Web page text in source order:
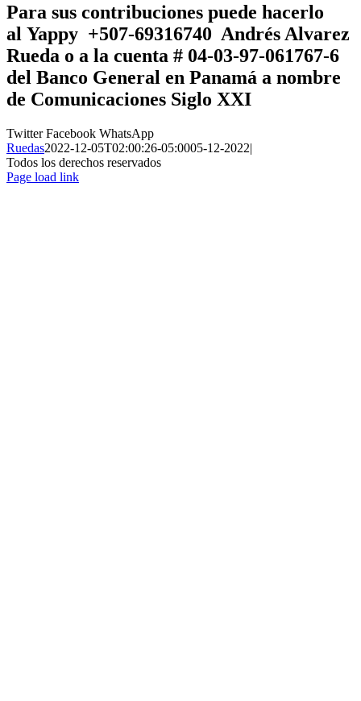
Para sus contribuciones puede hacerlo
al Yappy +507-69316740 Andrés Alvarez
Rueda o a la cuenta # 04-03-97-061767-6
del Banco General en Panamá a nombre
de Comunicaciones Siglo XXI
TwitterFacebook WhatsApp
Ruedas2022-12-05T02:00:26-05:0005-12-2022|
Todos los derechos reservados
Page load link